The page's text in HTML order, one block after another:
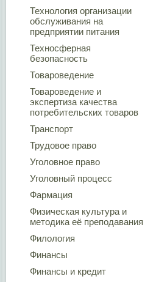
Технология организации
обслуживания на
предприятии питания
Техносферная
безопасность
Товароведение
Товароведение и
экспертиза качества
потребительских товаров
Транспорт
Трудовое право
Уголовное право
Уголовный процесс
Фармация
Физическая культура и
методика её преподавания
Филология
Финансы
Финансы и кредит